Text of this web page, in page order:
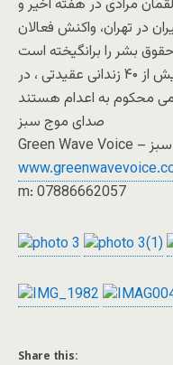
مرادی در هفته اخیر و
در تهران، واکنش فعالان
گفته می شود در حال حاضر بيش از ۴۰ زندانی عقيدتی ، در
صدای موج سبز
m: 07886662057
Share this: